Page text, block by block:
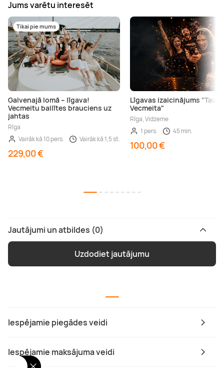
Iespējamie piegādes veidi
Iespējamie maksājuma veidi
Jums varētu interesēt
Tikai pie mums
Galvenajā lomā – līgava!
Vecmeitu ballītes brauciens uz
jahtas
Rīga
Vairāk kā 10 pers.
Vairāk kā 1,5 st.
229,00 €
Līgavas izaicinājums
Vecmeita"
Rīga, Vidzeme
1 pers.
45 min.
100,00 €
Jautājumi un atbildes (0)
Uzdodiet jautājumu